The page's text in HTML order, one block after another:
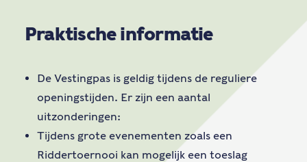
Praktische informatie
De Vestingpas is geldig tijdens de reguliere
openingstijden. Er zijn een aantal
uitzonderingen:
Tijdens grote evenementen zoals een
Riddertoernooi kan mogelijk een toeslag